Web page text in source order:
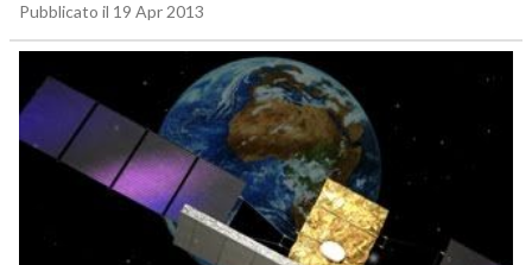
Pubblicato il 19 Apr 2013